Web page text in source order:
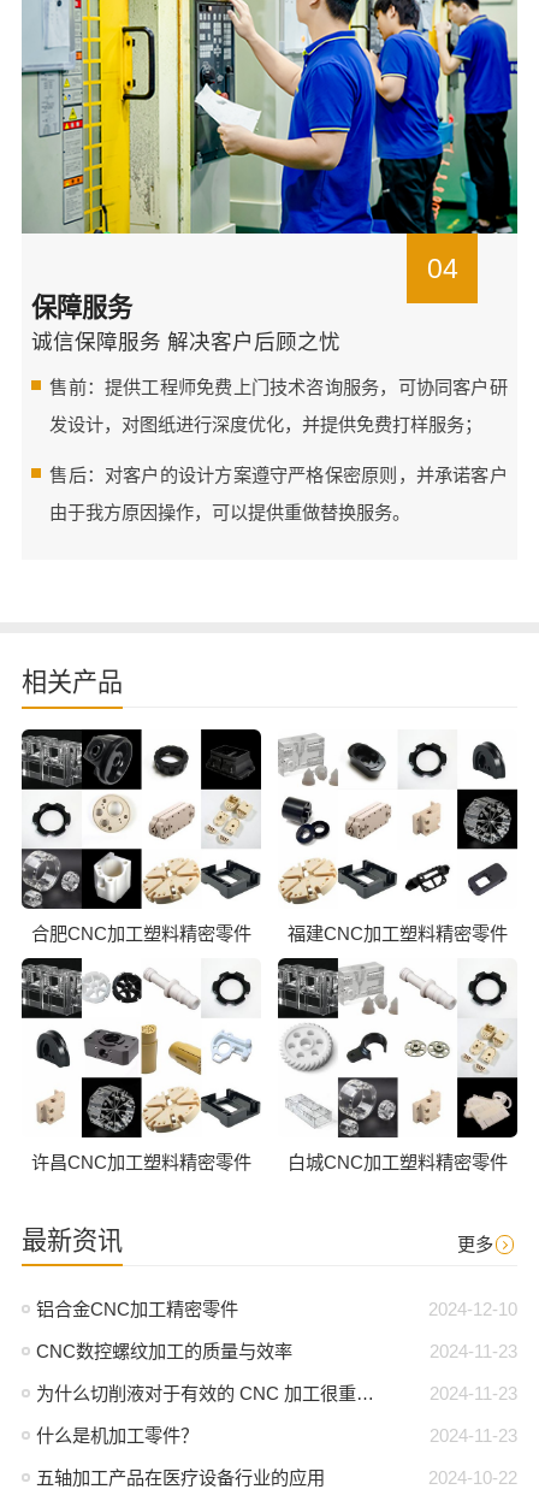
04
保障服务
诚信保障服务 解决客户后顾之忧
售前：提供工程师免费上门技术咨询服务，可协同客户研
发设计，对图纸进行深度优化，并提供免费打样服务；
售后：对客户的设计方案遵守严格保密原则，并承诺客户
由于我方原因操作，可以提供重做替换服务。
相关产品
合肥CNC加工塑料精密零件 福建CNC加工塑料精密零件
许昌CNC加工塑料精密零件 白城CNC加工塑料精密零件
最新资讯 更多
2024-12-10
铝合金CNC加工精密零件
2024-11-23
CNC数控螺纹加工的质量与效率
2024-11-23
为什么切削液对于有效的 CNC 加工很重要？
2024-11-23
什么是机加工零件？
2024-10-22
五轴加工产品在医疗设备行业的应用